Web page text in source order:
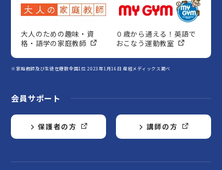
大人のための趣味・資
格・語学の家庭教師
０歳から通える！英語で
おこなう運動教室
※家庭教師及び生徒在籍数全国1位 2023年1月16日 産經メディックス調べ
会員サポート
保護者の方 講師の方